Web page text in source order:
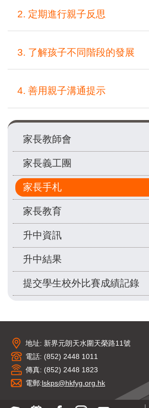
面，家長可貼上照片或寫下生活小
的親子活動，或孩子的一個進步。
2. 定期進行親子反思
助家長思考教養方式，了解孩子需
3. 了解孩子不同階段的發展
徵，幫助家長以更合適方式陪伴孩子
4. 善用親子溝通提示
Main
navigation
家長教師會
家長義工團
家長手札
家長教育
升中資訊
升中結果
提交學生校外比賽成績記錄
地址: 新界元朗天水圍天榮路11號
電話: (852) 2448 1011
傳真: (852) 2448 1823
電郵:lskps@hkfyg.org.hk